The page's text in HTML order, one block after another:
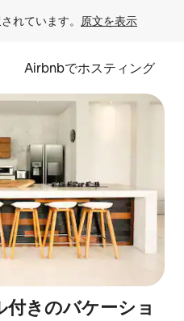
れています。 原文を表示
Airbnbでホスティング
きのバケーショ